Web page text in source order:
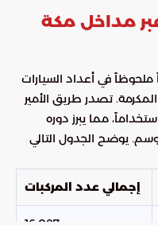
عبر مداخل مكة
ملحوظاً في أعداد السيارات
المكرمة. تصدر طريق الأمير
مما يبرز دوره
يوضح الجدول التالي
إجمالي عدد المركبات